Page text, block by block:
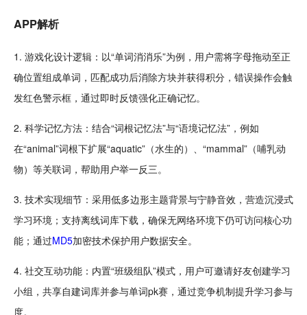
APP解析
1. 游戏化设计逻辑：以“单词消消乐”为例，用户需将字母拖动至正
确位置组成单词，匹配成功后消除方块并获得积分，错误操作会触
发红色警示框，通过即时反馈强化正确记忆。
2. 科学记忆方法：结合“词根记忆法”与“语境记忆法”，例如
在“animal”词根下扩展“aquatic”（水生的）、“mammal”（哺乳动
物）等关联词，帮助用户举一反三。
3. 技术实现细节：采用低多边形主题背景与宁静音效 ，营造沉浸式
学习环境；支持离线词库下载，确保无网络环境下仍可访问核心功
能；通过MD5加密技术保护用户数据安全。
4. 社交互动功能：内置“班级组队”模式，用户可邀请好友创建学习
小组，共享自建词库并参与单词pk赛，通过竞争机制提升学习参与
度。